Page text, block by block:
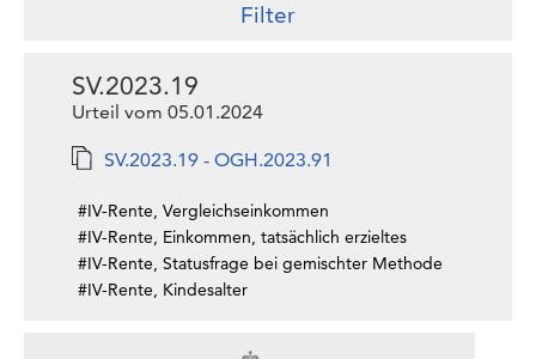
Filter
SV.2023.19
Urteil vom 05.01.2024
SV.2023.19 - OGH.2023.91
#IV-Rente, Vergleichseinkommen
#IV-Rente, Einkommen, tatsächlich erzieltes
#IV-Rente, Statusfrage bei gemischter Methode
#IV-Rente, Kindesalter